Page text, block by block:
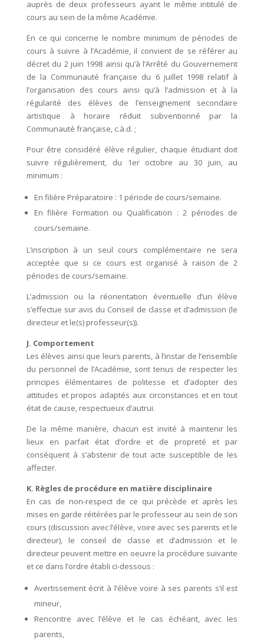
auprès de deux professeurs ayant le même intitulé de
cours au sein de la même Académie.
En ce qui concerne le nombre minimum de périodes de
cours à suivre à l’Académie, il convient de se référer au
décret du 2 juin 1998 ainsi qu’à l’Arrêté du Gouvernement
de la Communauté française du 6 juillet 1998 relatif à
l’organisation des cours ainsi qu’à l’admission et à la
régularité des élèves de l’enseignement secondaire
artistique à horaire réduit subventionné par la
Communauté française, c.à.d. ;
Pour être considéré élève régulier, chaque étudiant doit
suivre régulièrement, du 1er octobre au 30 juin, au
minimum :
En filière Préparatoire : 1 période de cours/semaine.
En filière Formation ou Qualification : 2 périodes de
cours/semaine.
L’inscription à un seul cours complémentaire ne sera
acceptée que si ce cours est organisé à raison de 2
périodes de cours/semaine.
L’admission ou la réorientation éventuelle d’un élève
s’effectue sur avis du Conseil de classe et d’admission (le
directeur et le(s) professeur(s)).
J. Comportement
Les élèves ainsi que leurs parents, à l’instar de l’ensemble
du personnel de l’Académie, sont tenus de respecter les
principes élémentaires de politesse et d’adopter des
attitudes et propos adaptés aux circonstances et en tout
état de cause, respectueux d’autrui.
De la même manière, chacun est invité à maintenir les
lieux en parfait état d’ordre et de propreté et par
conséquent à s’abstenir de tout acte susceptible de les
affecter.
K. Règles de procédure en matière disciplinaire
En cas de non-respect de ce qui précède et après les
mises en garde réitérées par le professeur au sein de son
cours (discussion avec l’élève, voire avec ses parents et le
directeur), le conseil de classe et d’admission et le
directeur peuvent mettre en oeuvre la procédure suivante
et ce dans l’ordre établi ci-dessous :
Avertissement écrit à l’élève voire à ses parents s’il est
mineur,
Rencontre avec l’élève et le cas échéant, avec les
parents,